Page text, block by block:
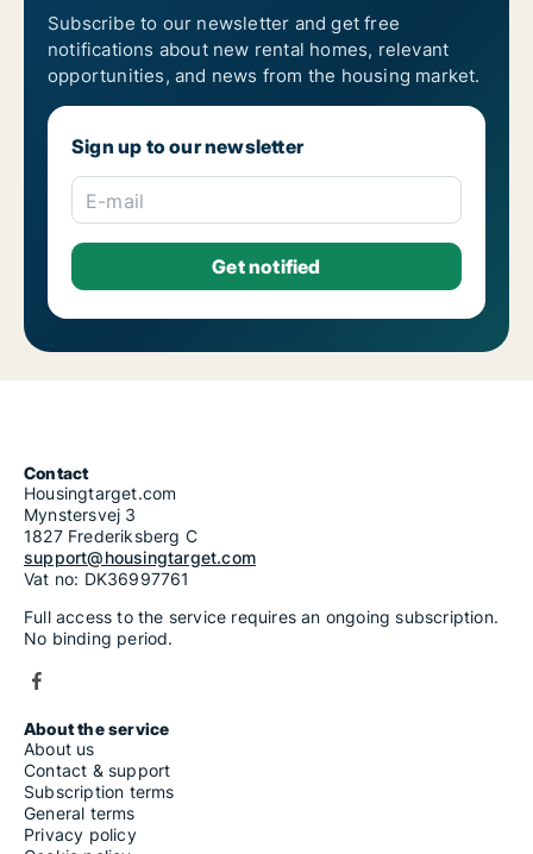
Subscribe to our newsletter and get free
notifications about new rental homes, relevant
opportunities, and news from the housing market.
Sign up to our newsletter
E-mail
Contact
Housingtarget.com
Mynstersvej 3
1827 Frederiksberg C
support@housingtarget.com
Vat no: DK36997761
Full access to the service requires an ongoing subscription.
No binding period.
About the service
About us
Contact & support
Subscription terms
General terms
Privacy policy